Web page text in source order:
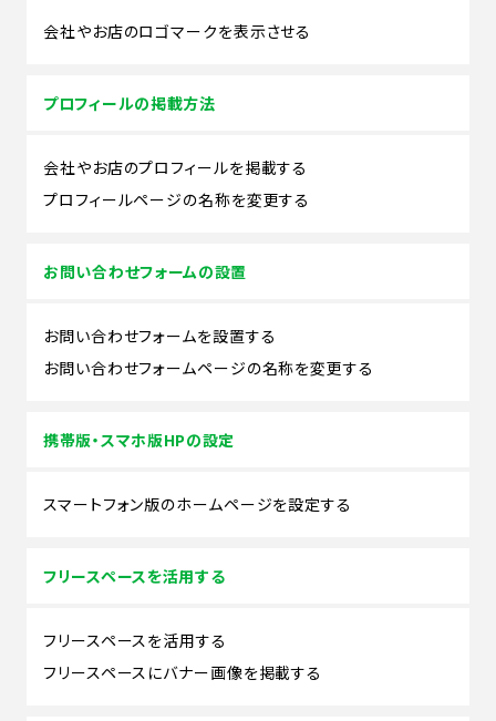
会社やお店のロゴマークを表示させる
プロフィールの掲載方法
会社やお店のプロフィールを掲載する
プロフィールページの名称を変更する
お問い合わせフォームの設置
お問い合わせフォームを設置する
お問い合わせフォームページの名称を変更する
携帯版・スマホ版HPの設定
スマートフォン版のホームページを設定する
フリースペースを活用する
フリースペースを活用する
フリースペースにバナー画像を掲載する